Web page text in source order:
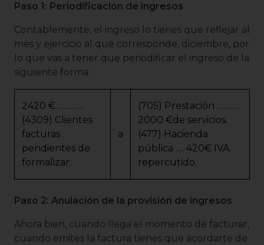
Paso 1: Periodificación de ingresos
Contablemente, el ingreso lo tienes que reflejar al
mes y ejercicio al que corresponde, diciembre, por
lo que vas a tener que periodificar el ingreso de la
siguiente forma:
2420 € …………
(4309) Clientes
facturas
pendientes de
formalizar.
a
(705) Prestación ……….
2000 €de servicios.
(477) Hacienda
pública …. 420€ IVA
repercutido.
Paso 2: Anulación de la provisión de ingresos
Ahora bien, cuando llega el momento de facturar,
cuando emites la factura tienes que acordarte de